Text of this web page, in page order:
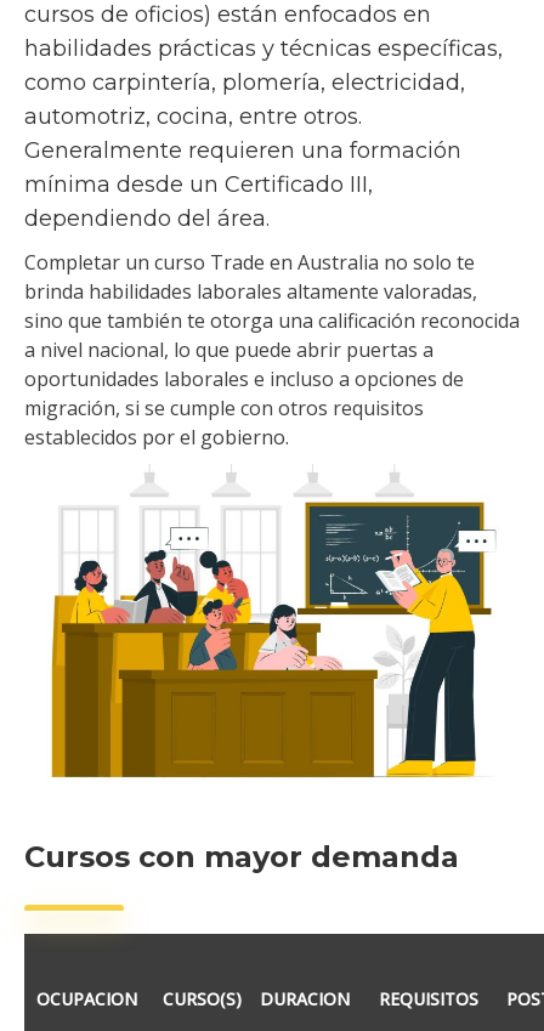
cursos de oficios) están enfocados en
habilidades prácticas y técnicas específicas,
como carpintería, plomería, electricidad,
automotriz, cocina, entre otros.
Generalmente requieren una formación
mínima desde un Certificado III,
dependiendo del área.
Completar un curso Trade en Australia no solo te
brinda habilidades laborales altamente valoradas,
sino que también te otorga una calificación reconocida
a nivel nacional, lo que puede abrir puertas a
oportunidades laborales e incluso a opciones de
migración, si se cumple con otros requisitos
establecidos por el gobierno.
Cursos con mayor demanda
OCUPACION CURSO(S) DURACION REQUISITOS